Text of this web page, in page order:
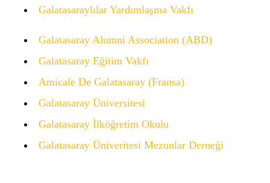
Galatasaraylılar Yardımlaşma Vakfı
Galatasaray Alumni Association (ABD)
Galatasaray Eğitim Vakfı
Amicale De Galatasaray (Fransa)
Galatasaray Üniversitesi
Galatasaray İlköğretim Okulu
Galatasaray Üniveritesi Mezunlar Derneği